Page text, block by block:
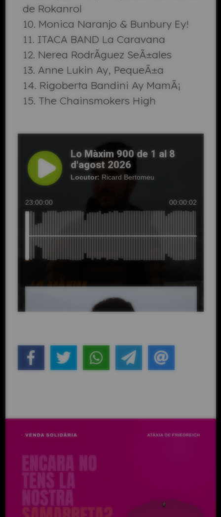
de Rokanrol
Monica Naranjo & Bunbury Ey!
ITACA BAND La Caravana
Nerea RodrÃ­guez SeÃ±ales
Anne Lukin Ay, PequeÃ±a
Rigoberta Bandini Ay MamÃ¡
The Chainsmokers High